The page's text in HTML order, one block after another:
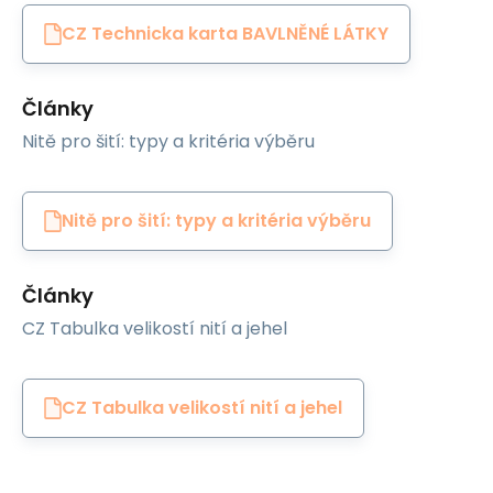
CZ Technicka karta BAVLNĚNÉ LÁTKY
Články
Nitě pro šití: typy a kritéria výběru
Nitě pro šití: typy a kritéria výběru
Články
CZ Tabulka velikostí nití a jehel
CZ Tabulka velikostí nití a jehel